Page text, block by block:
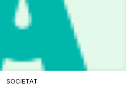
SOCIETAT